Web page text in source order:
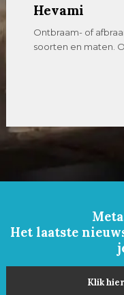
Hevami
Ontbraam- of
soorten en maten.
Het laatste
Klik